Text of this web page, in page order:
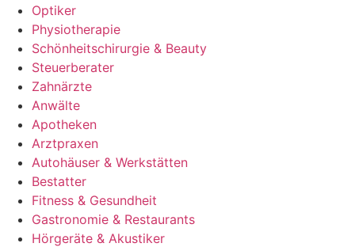
Optiker
Physiotherapie
Schönheitschirurgie & Beauty
Steuerberater
Zahnärzte
Anwälte
Apotheken
Arztpraxen
Autohäuser & Werkstätten
Bestatter
Fitness & Gesundheit
Gastronomie & Restaurants
Hörgeräte & Akustiker